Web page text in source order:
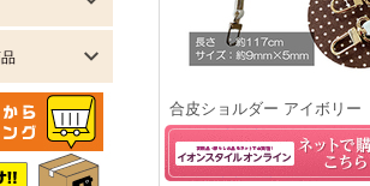
合皮ショルダー アイボリー